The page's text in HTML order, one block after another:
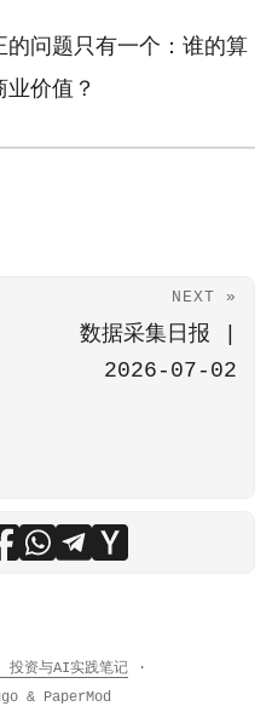
问题只有一个：谁的算
价值？
NEXT »
数据采集日报 |
2026-07-02
资与AI实践笔记 ·
& PaperMod